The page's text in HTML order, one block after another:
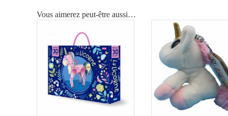
Vous aimerez peut-être aussi…